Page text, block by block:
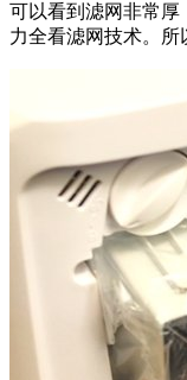
可以看到滤网非常
力全看滤网技术。所